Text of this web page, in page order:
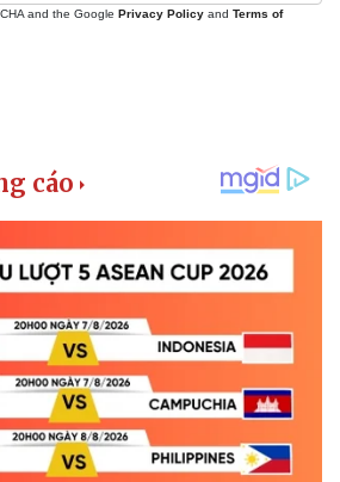
Ô tô - Xe máy
Ô tô
Xe máy
and the Google Privacy Policy and Terms of